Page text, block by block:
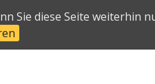
Sie diese Seite weiterhin